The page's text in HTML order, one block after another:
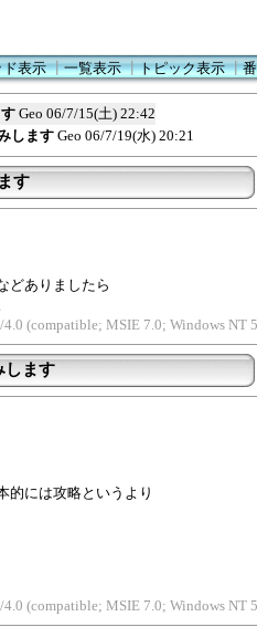
ド表示┃一覧表示┃トピック表示┃
Geo 06/7/15(土) 22:42
します Geo 06/7/19(水) 20:21
す
どありましたら
(compatible; MSIE 7.0; Windows NT
します
的には攻略というより
(compatible; MSIE 7.0; Windows NT